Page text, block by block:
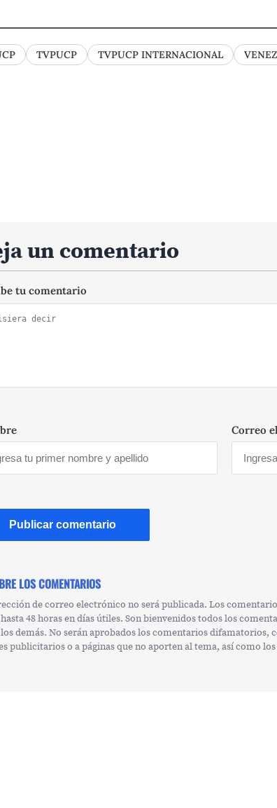
TVPUCP TVPUCP INTERNACIONAL
un comentario
tu comentario
Correo
LOS COMENTARIOS
de correo electrónico no será publicada. Los
48 horas en días útiles. Son bienvenidos todos los
demás. No serán aprobados los comentarios difamatorios,
publicitarios o a páginas que no aporten al tema, así como